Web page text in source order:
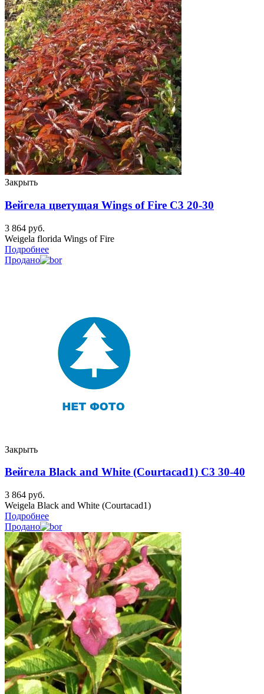
Закрыть
Вейгела цветущая Wings of Fire C3 20-30
3 864 руб.
Weigela florida Wings of Fire
Подробнее
Продано
Закрыть
Вейгела Black and White (Courtacad1) C3 30-40
3 864 руб.
Weigela Black and White (Courtacad1)
Подробнее
Продано